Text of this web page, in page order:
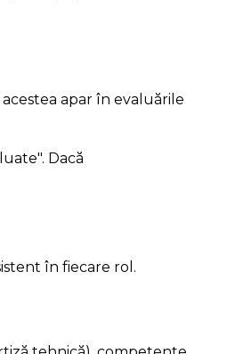
apar în evaluările
Dacă
în fiecare rol.